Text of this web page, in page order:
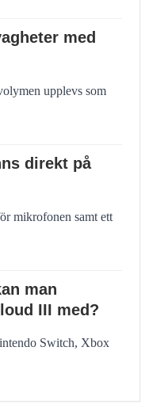
med
upplevs som
direkt på
mikrofonen samt ett
man
III med?
Switch, Xbox